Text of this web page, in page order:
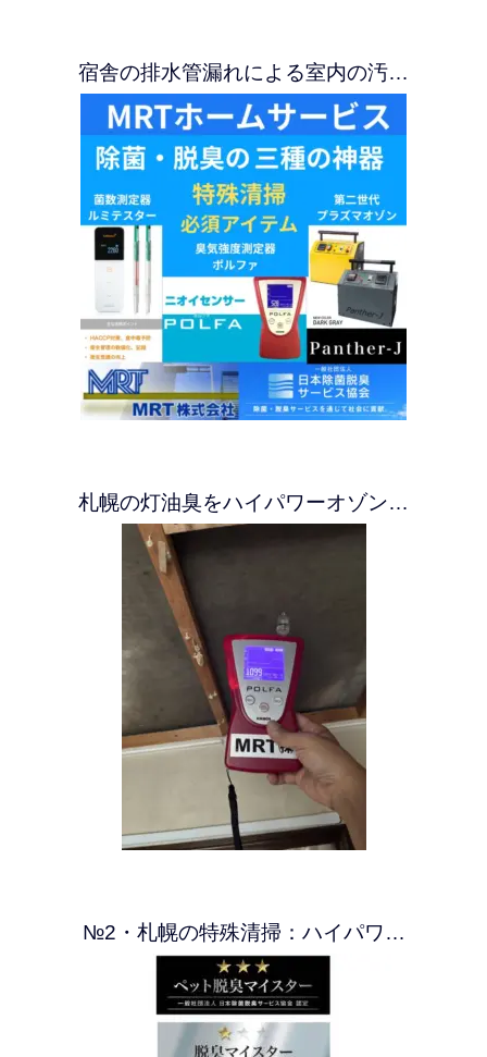
宿舎の排水管漏れによる室内の汚…
札幌の灯油臭をハイパワーオゾン…
№2・札幌の特殊清掃：ハイパワ…